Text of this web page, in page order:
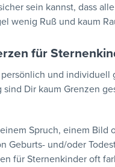
sein kannst, dass
wenig Ruß und kaum
für
und
Dir kaum Grenzen
Spruch, einem
Geburts- und/oder
für Sternenkinder oft